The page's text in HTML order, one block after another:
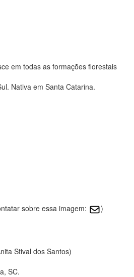
em todas as formações florestais
Nativa em Santa Catarina.
sobre essa imagem:
)
Stival dos Santos)
SC.